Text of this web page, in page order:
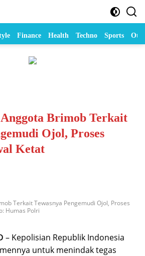
Finance Health Techno Sports
Brimob Terkait
Ojol, Proses
Ketat
Terkait Tewasnya Pengemudi Ojol, Proses
Humas Polri
– Kepolisian Republik Indonesia
untuk menindak tegas